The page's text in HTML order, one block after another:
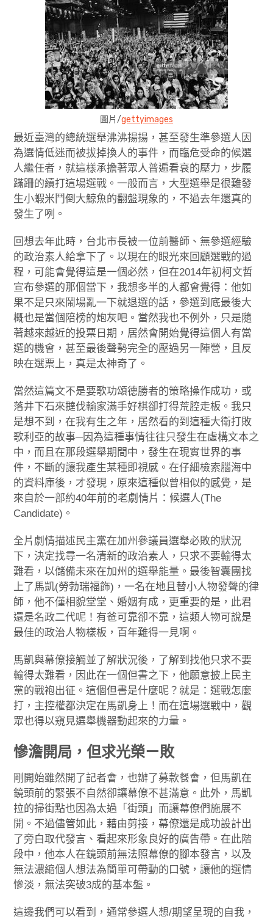
共誌寫手
各期目錄
索取共誌
圖片/gettyimages
最近臺灣的總統選舉沸沸揚揚，甚至發生準參選人因
為選情低迷而被拔掉換人的事件，而臨危受命的候選
人繼任者，就這樣承擔著眾人普遍看衰的壓力，步履
蹣跚的續打這場選戰。一般而言，大型選舉是很難發
生小蝦米鬥倒大鯨魚的翻盤現象的，不過去年還真的
發生了咧。
回想去年此時，台北市長被一位前醫師、無參選經驗
的政治素人給拿下了。以現在的眼光來回顧選戰的過
程，可能會覺得這是一個必然，但在2014年初柯文哲
宣布參選的那個當下，我想多半的人都會覺得：他如
果不是只來鬧場亂一下就退選的話，參選到底最後大
概也是當個陪榜的炮灰吧。當然我也不例外，只是隨
著越來越近的投票日期，居然會開始覺得這個人有當
選的機會，甚至最後聲勢完全的壓過另一陣營，且反
映在選票上，真是太神奇了。
當然這篇文不是要歌功頌德勝者的策略操作成功，或
落井下石來撻伐輸家滿手好棋卻打得荒腔走板。我只
是想不到，在我有生之年，居然看的到這種大衛打敗
歌利亞的故事─因為這種事情往往只發生在虛構文本之
中，而且在那段選舉期間中，發生在現實世界的事
件，不斷的讓我產生某種即視感。在仔細檢索腦海中
的資料庫後，才發現，原來這種似曾相似的感覺，是
來自於一部約40年前的老劇情片：候選人(The
Candidate)。
全片劇情描述民主黨在加州參議員選舉必敗的狀況
下，決定找尋一名清新的政治素人，只求不要輸得太
難看，以儲備未來在加州的選舉能量。最後智囊團找
上了馬凱(勞勃瑞福飾)，一名在地且替小人物發聲的律
師，他不僅相貌堂堂、婚姻有成，更重要的是，此君
還是名政二代呢！有爸可靠卻不靠，這類人物可說是
最佳的政治人物樣板，百年難得一見啊。
馬凱與幕僚接觸並了解狀況後，了解到找他只求不要
輸得太難看，因此在一個但書之下，他願意披上民主
黨的戰袍出征。這個但書是什麼呢？就是：選戰怎麼
打，主控權都決定在馬凱身上！而在這場選戰中，觀
眾也得以窺見選舉機器動起來的力量。
慘澹開局，但求光榮ㄧ敗
剛開始雖然開了記者會，也辦了募款餐會，但馬凱在
鏡頭前的緊張不自然卻讓幕僚不甚滿意。此外，馬凱
拉的掃街點也因為太過「街頭」而讓幕僚們施展不
開。不過儘管如此，藉由剪接，幕僚還是成功設計出
了旁白取代發言、看起來形象良好的廣告帶。在此階
段中，他本人在鏡頭前無法照幕僚的腳本發言，以及
無法濃縮個人想法為簡單可帶動的口號，讓他的選情
慘淡，無法突破3成的基本盤。
這邊我們可以看到，通常參選人想/期望呈現的自我，